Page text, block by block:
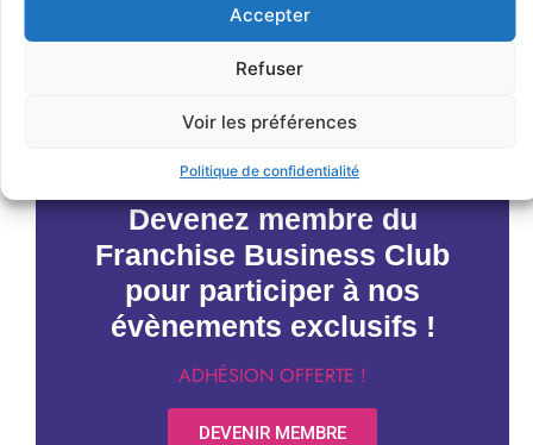
Accepter
Refuser
Voir les préférences
Politique de confidentialité
JE M'INSCRIS
Évènements suivants >
Devenez membre du
Franchise Business Club
pour participer à nos
évènements exclusifs !
ADHÉSION OFFERTE !
DEVENIR MEMBRE